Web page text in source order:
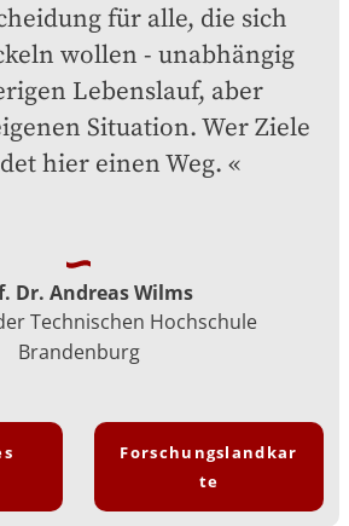
für alle, die sich
wollen - unabhängig
Lebenslauf, aber
Situation. Wer Ziele
hier einen Weg.
Dr. Andreas Wilms
Technischen Hochschule
Brandenburg
Forschungslandkar
te